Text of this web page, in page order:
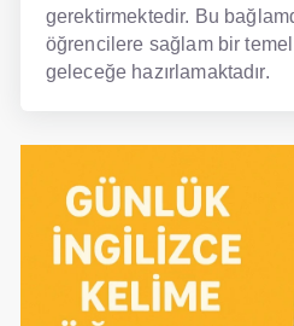
gerektirmektedir. Bu
öğrencilere sağlam bir
geleceğe hazırlamaktadır.